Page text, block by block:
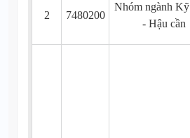
2 7480200
Nhóm ngành
- Hậu cần